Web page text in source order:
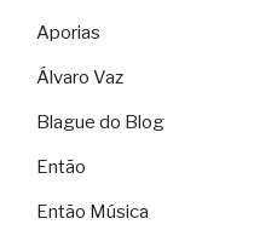
Aporias
Álvaro Vaz
Blague do Blog
Então
Então Música